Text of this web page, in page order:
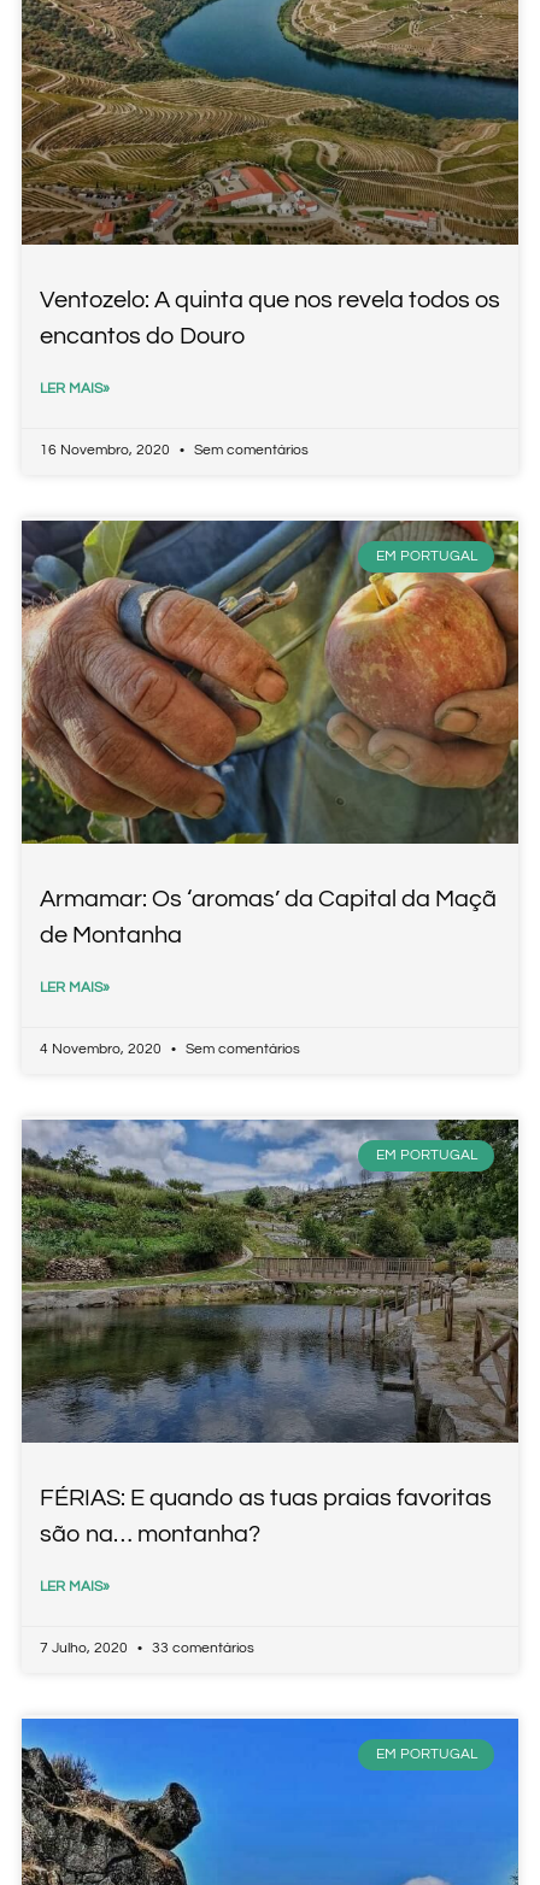
Ventozelo: A quinta que nos revela todos os
encantos do Douro
LER MAIS»
16 Novembro, 2020 Sem comentários
EM PORTUGAL
Armamar: Os ‘aromas’ da Capital da Maçã
de Montanha
LER MAIS»
4 Novembro, 2020 Sem comentários
EM PORTUGAL
FÉRIAS: E quando as tuas praias favoritas
são na… montanha?
LER MAIS»
7 Julho, 2020 33 comentários
EM PORTUGAL